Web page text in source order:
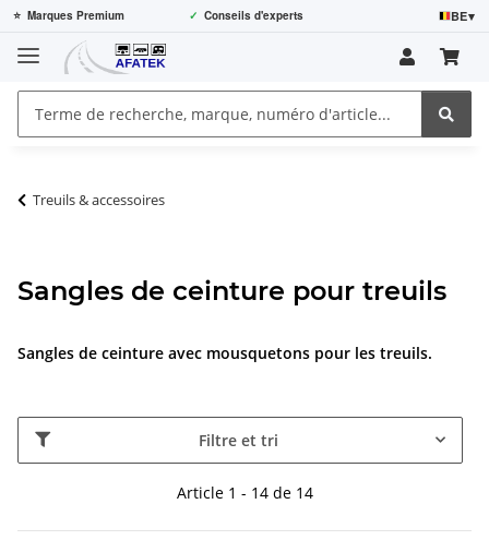
⭐ Marques Premium ✓ Conseils d'experts BE▾
Treuils & accessoires
Sangles de ceinture pour treuils
Sangles de ceinture avec mousquetons pour les treuils.
Filtre et tri
Article 1 - 14 de 14